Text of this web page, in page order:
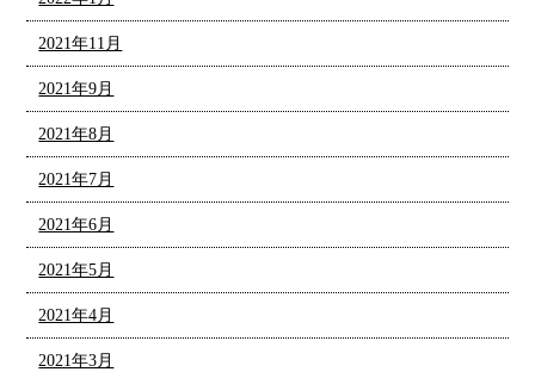
2021年11月
2021年9月
2021年8月
2021年7月
2021年6月
2021年5月
2021年4月
2021年3月